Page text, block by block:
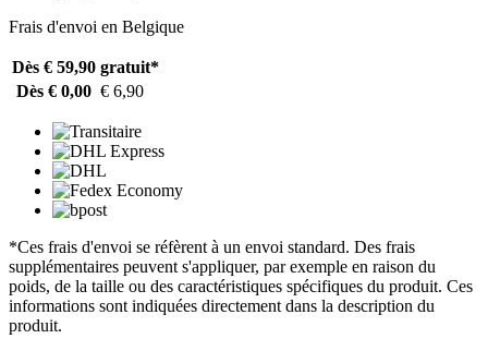
Frais d'envoi en Belgique
Dès € 59,90 gratuit*
Dès € 0,00 € 6,90
*Ces frais d'envoi se réfèrent à un envoi standard. Des frais
supplémentaires peuvent s'appliquer, par exemple en raison du
poids, de la taille ou des caractéristiques spécifiques du produit. Ces
informations sont indiquées directement dans la description du
produit.